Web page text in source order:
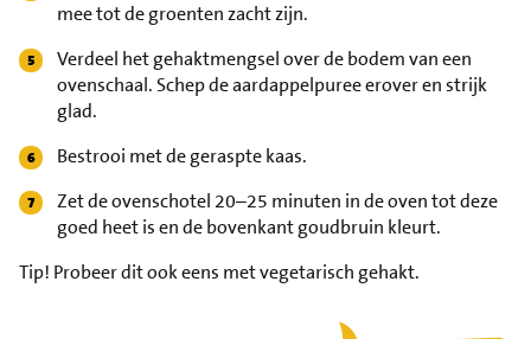
mee tot de groenten zacht zijn.
Verdeel het gehaktmengsel over de bodem van een
ovenschaal. Schep de aardappelpuree erover en strijk
glad.
Bestrooi met de geraspte kaas.
Zet de ovenschotel 20–25 minuten in de oven tot deze
goed heet is en de bovenkant goudbruin kleurt.
Tip! Probeer dit ook eens met vegetarisch gehakt.